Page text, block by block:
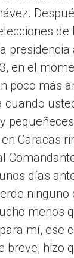
de
presidencia
en el
poco más
cuando
Caracas
días
ninguno
menos
mí, ese
breve, hizo